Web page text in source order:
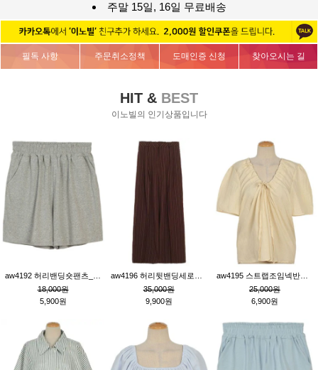
주말 15일, 16일 무료배송
필독 사항 주문취소정책 도매인증 신청 찾아오시는 길
HIT & BEST
이노빌의 인기상품입니다
18,000원
5,900원
35,000원
9,900원
25,000원
6,900원